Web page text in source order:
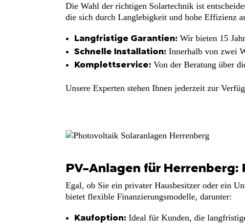
Die Wahl der richtigen Solartechnik ist
die sich durch Langlebigkeit und hohe Effizienz
Langfristige Garantien: Wir bieten 15
Schnelle Installation: Innerhalb von zwei
Komplettservice: Von der Beratung über
Unsere Experten stehen Ihnen jederzeit zur
PV-Anlagen für
Egal, ob Sie ein privater Hausbesitzer oder ein
bietet flexible Finanzierungsmodelle, darunter:
Kaufoption: Ideal für Kunden, die